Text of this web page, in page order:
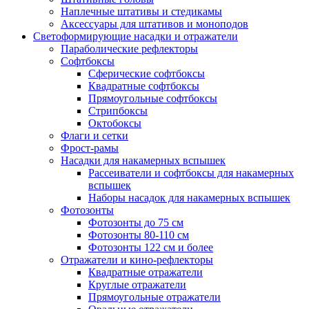
Наплечные штативы и стедикамы
Аксессуары для штативов и моноподов
Светоформирующие насадки и отражатели
Параболические рефлекторы
Софтбоксы
Сферические софтбоксы
Квадратные софтбоксы
Прямоугольные софтбоксы
Стрипбоксы
Октобоксы
Флаги и сетки
Фрост-рамы
Насадки для накамерных вспышек
Рассеиватели и софтбоксы для накамерных
вспышек
Наборы насадок для накамерных вспышек
Фотозонты
Фотозонты до 75 см
Фотозонты 80-110 см
Фотозонты 122 см и более
Отражатели и кино-рефлекторы
Квадратные отражатели
Круглые отражатели
Прямоугольные отражатели